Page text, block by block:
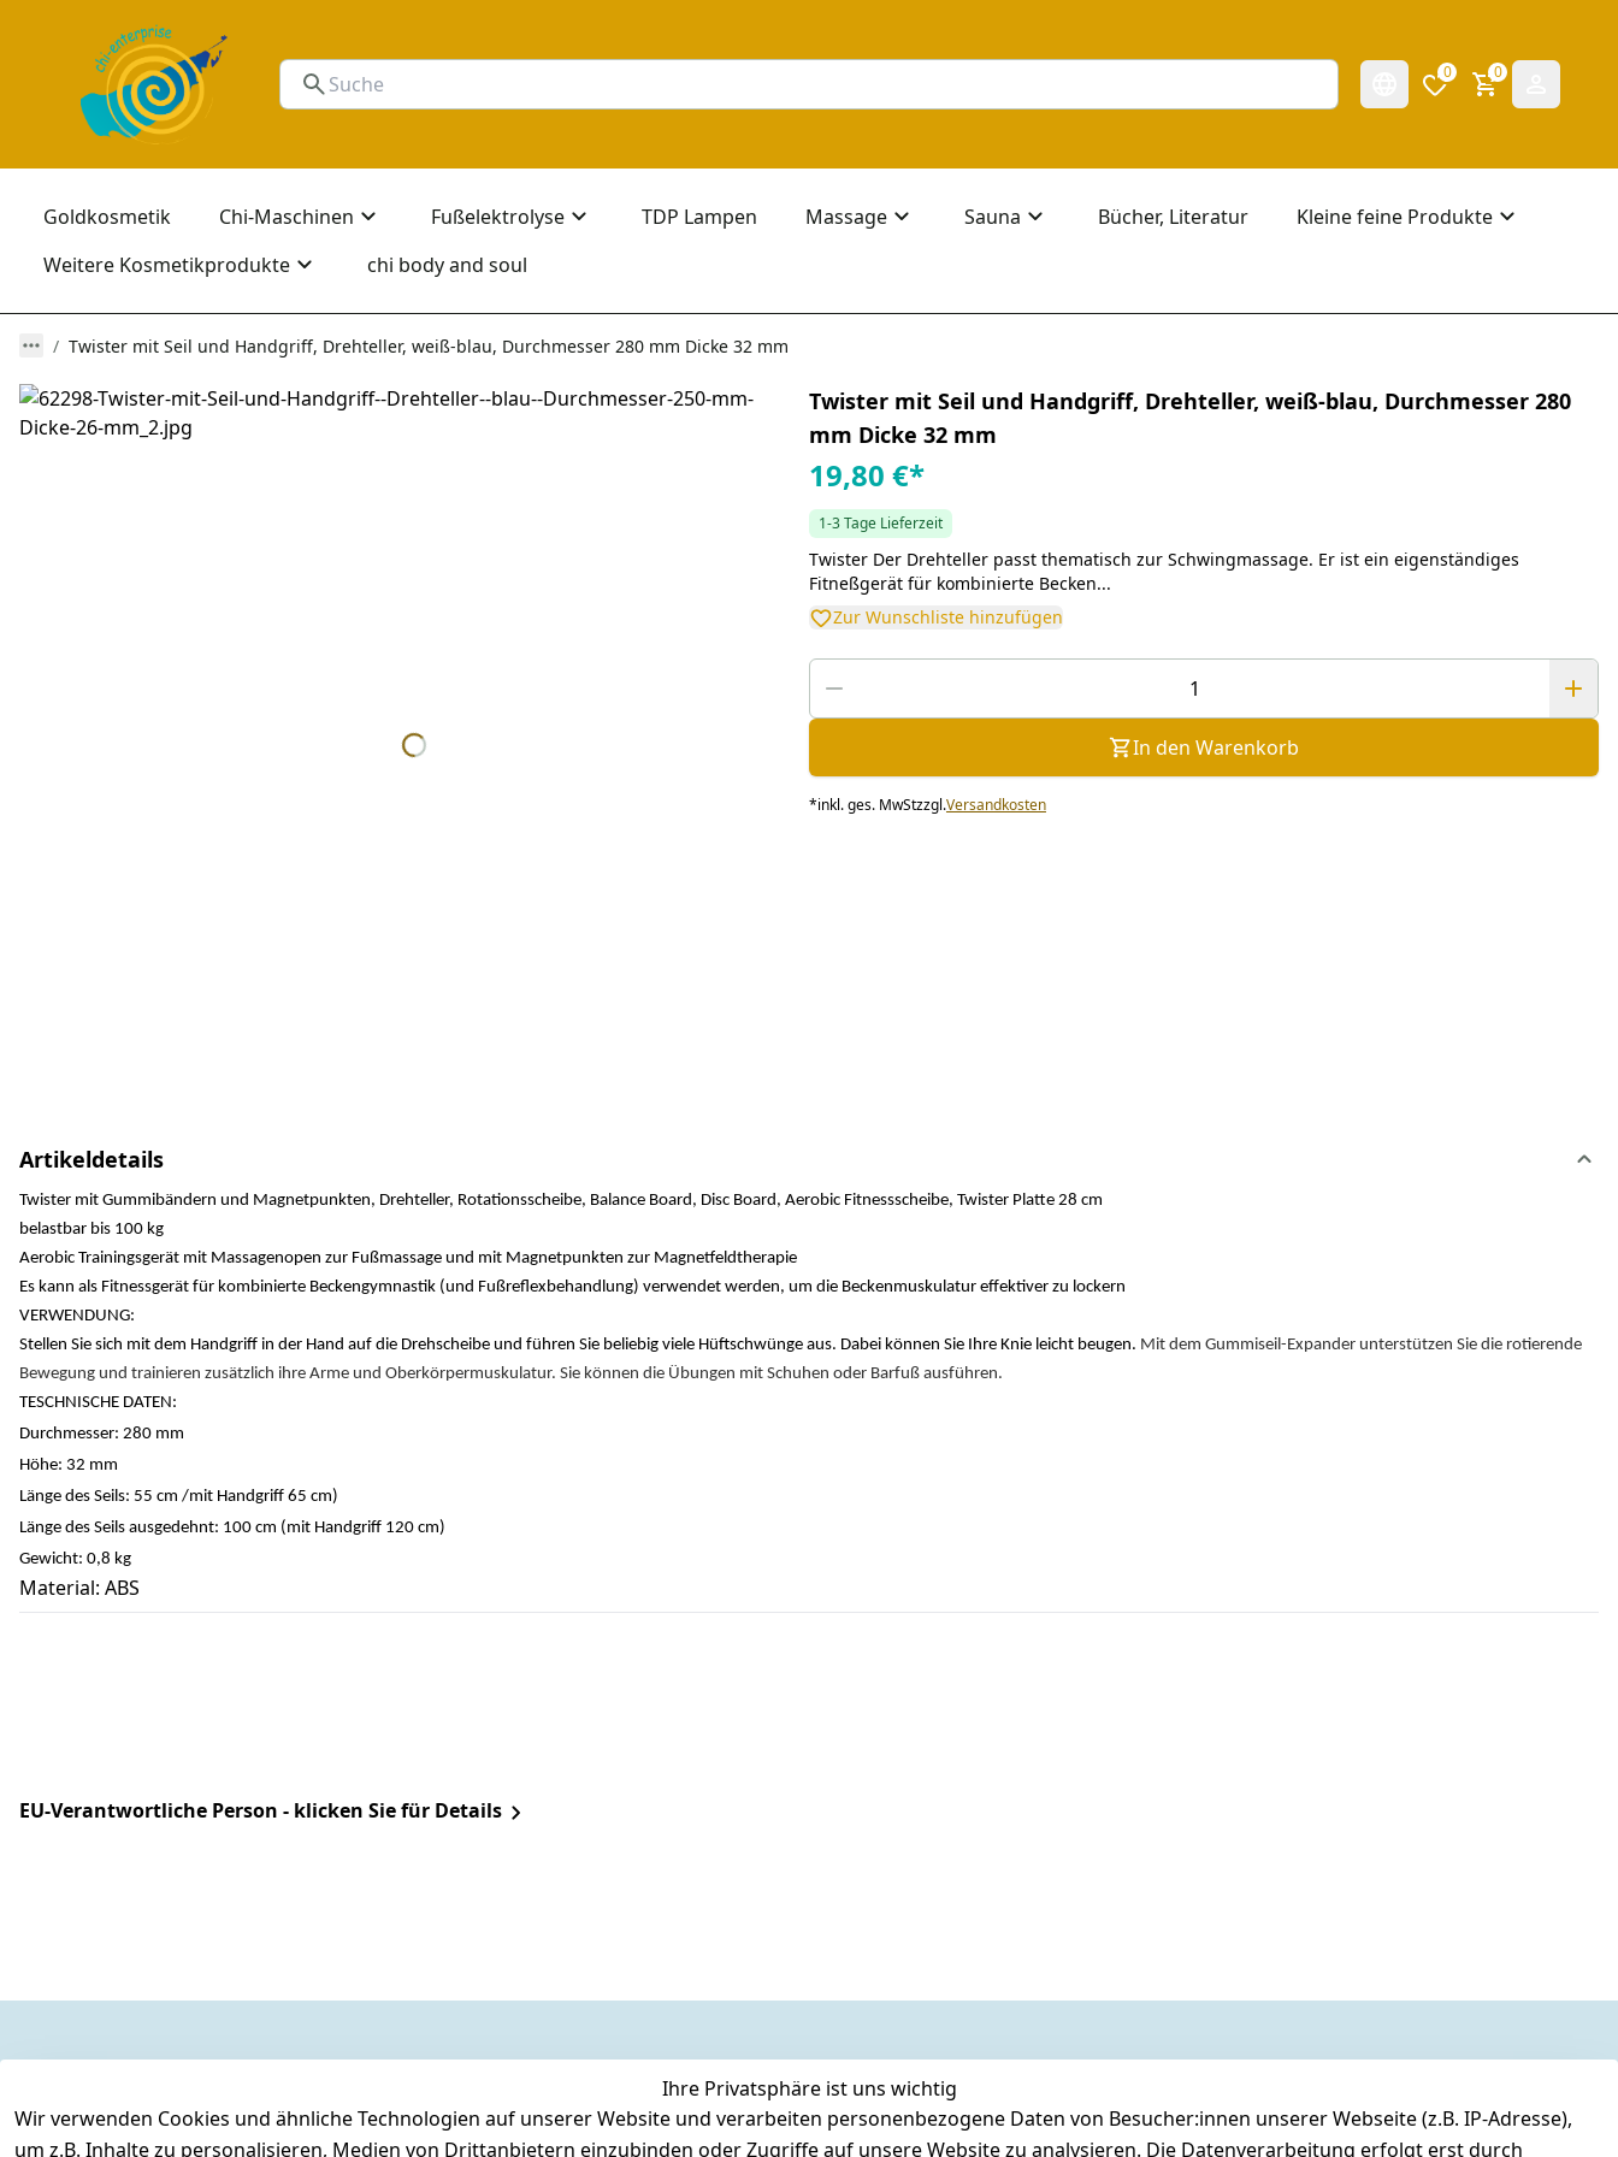
0 0
Goldkosmetik Chi-Maschinen Fußelektrolyse TDP Lampen Massage Sauna Bücher, Literatur
Kleine feine Produkte
Weitere Kosmetikprodukte
chi body and soul
Twister mit Seil und Handgriff, Drehteller, weiß-blau, Durchmesser 280 mm Dicke 32 mm
Twister mit Seil und Handgriff, Drehteller, weiß-blau, Durchmesser 280
mm Dicke 32 mm
19,80 €*
1-3 Tage Lieferzeit
Twister Der Drehteller passt thematisch zur Schwingmassage. Er ist ein eigenständiges
Fitneßgerät für kombinierte Becken...
Zur Wunschliste hinzufügen
In den Warenkorb
*inkl. ges. MwStzzgl.Versandkosten
Artikeldetails
Twister mit Gummibändern und Magnetpunkten, Drehteller, Rotationsscheibe, Balance Board, Disc Board, Aerobic Fitnessscheibe, Twister Platte 28 cm
belastbar bis 100 kg
Aerobic Trainingsgerät mit Massagenopen zur Fußmassage und mit Magnetpunkten zur Magnetfeldtherapie
Es kann als Fitnessgerät für kombinierte Beckengymnastik (und Fußreflexbehandlung) verwendet werden, um die Beckenmuskulatur effektiver zu lockern
VERWENDUNG:
Stellen Sie sich mit dem Handgriff in der Hand auf die Drehscheibe und führen Sie beliebig viele Hüftschwünge aus. Dabei können Sie Ihre Knie leicht beugen. Mit dem Gummiseil-Expander unterstützen Sie die rotierende
Bewegung und trainieren zusätzlich ihre Arme und Oberkörpermuskulatur. Sie können die Übungen mit Schuhen oder Barfuß ausführen.
TESCHNISCHE DATEN:
Durchmesser: 280 mm
Höhe: 32 mm
Länge des Seils: 55 cm /mit Handgriff 65 cm)
Länge des Seils ausgedehnt: 100 cm (mit Handgriff 120 cm)
Gewicht: 0,8 kg
Material: ABS
EU-Verantwortliche Person - klicken Sie für Details
Ihre Privatsphäre ist uns wichtig
Wir verwenden Cookies und ähnliche Technologien auf unserer Website und verarbeiten personenbezogene Daten von Besucher:innen unserer Webseite (z.B. IP-Adresse),
um z.B. Inhalte zu personalisieren, Medien von Drittanbietern einzubinden oder Zugriffe auf unsere Website zu analysieren. Die Datenverarbeitung erfolgt erst durch
AGB
Impressum
Kontakt
Registrieren